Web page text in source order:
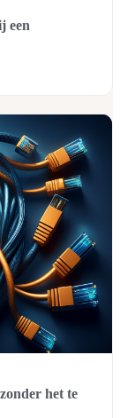
een
het te